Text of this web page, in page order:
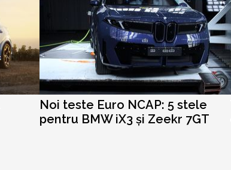
Noi teste Euro NCAP: 5 stele
pentru BMW iX3 și Zeekr 7GT